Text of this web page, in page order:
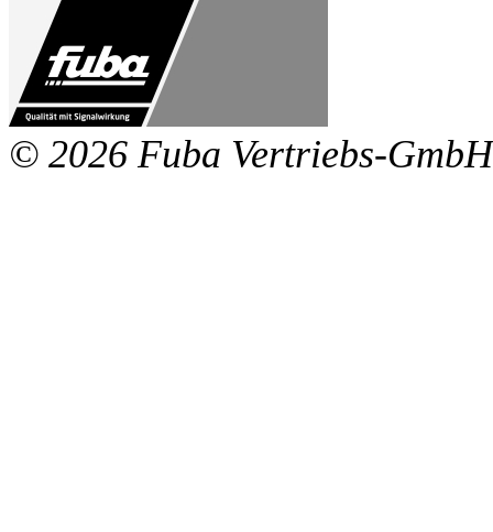
© 2026 Fuba Vertriebs-GmbH